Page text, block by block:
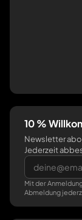
10 %
Newsletter
Jederzeit
Mit der
Abmeldung